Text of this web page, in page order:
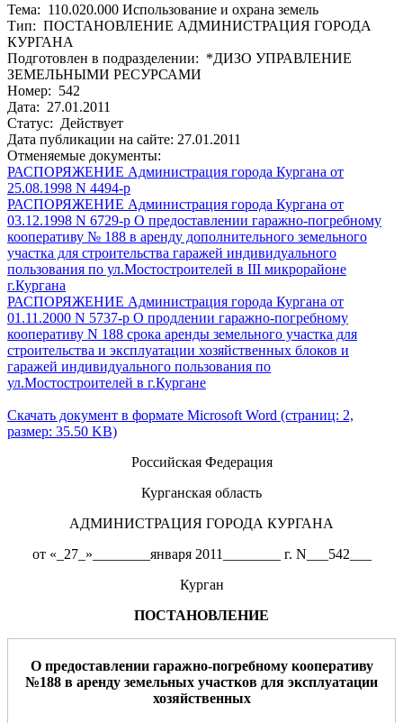
Тема: 110.020.000 Использование и охрана земель
Тип: ПОСТАНОВЛЕНИЕ АДМИНИСТРАЦИЯ ГОРОДА
КУРГАНА
Подготовлен в подразделении: *ДИЗО УПРАВЛЕНИЕ
ЗЕМЕЛЬНЫМИ РЕСУРСАМИ
Номер: 542
Дата: 27.01.2011
Статус: Действует
Дата публикации на сайте: 27.01.2011
Отменяемые документы:
РАСПОРЯЖЕНИЕ Администрация города Кургана от
25.08.1998 N 4494-р
РАСПОРЯЖЕНИЕ Администрация города Кургана от
03.12.1998 N 6729-р О предоставлении гаражно-погребному
кооперативу № 188 в аренду дополнительного земельного
участка для строительства гаражей индивидуального
пользования по ул.Мостостроителей в III микрорайоне
г.Кургана
РАСПОРЯЖЕНИЕ Администрация города Кургана от
01.11.2000 N 5737-р О продлении гаражно-погребному
кооперативу N 188 срока аренды земельного участка для
строительства и эксплуатации хозяйственных блоков и
гаражей индивидуального пользования по
ул.Мостостроителей в г.Кургане
Скачать документ в формате Microsoft Word (страниц: 2,
размер: 35.50 KB)
Российская Федерация
Курганская область
АДМИНИСТРАЦИЯ ГОРОДА КУРГАНА
от «_27_»________января 2011________ г. N___542___
Курган
ПОСТАНОВЛЕНИЕ
О предоставлении гаражно-погребному кооперативу
№188 в аренду земельных участков для эксплуатации
хозяйственных